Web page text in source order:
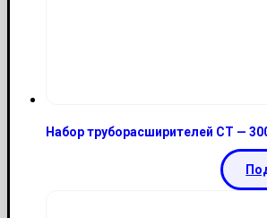
Набор труборасширителей CT —